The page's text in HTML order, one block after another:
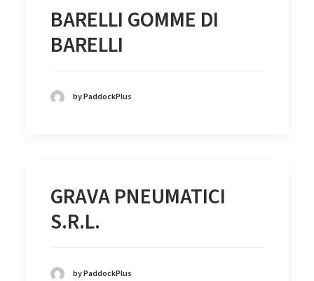
BARELLI GOMME DI
BARELLI
by PaddockPlus
GRAVA PNEUMATICI
S.R.L.
by PaddockPlus